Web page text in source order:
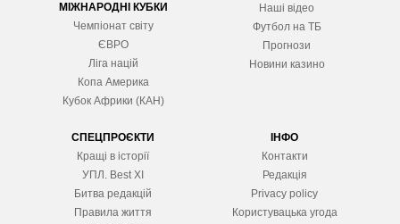
МІЖНАРОДНІ КУБКИ
Чемпіонат світу
ЄВРО
Ліга націй
Копа Америка
Кубок Африки (КАН)
Наші відео
Футбол на ТБ
Прогнози
Новини казино
СПЕЦПРОЄКТИ
Кращі в історії
УПЛ. Best XІ
Битва редакцій
Правила життя
ІНФО
Контакти
Редакція
Privacy policy
Користувацька угода